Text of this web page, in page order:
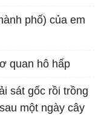
phố) của em
quan hô hấp
sát gốc rồi trồng
một ngày cây